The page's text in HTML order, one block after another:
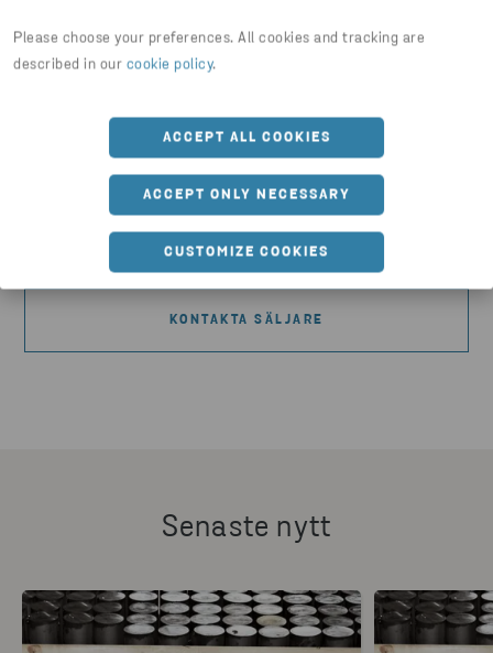
Please choose your preferences. All cookies and tracking are
described in our cookie policy.
ACCEPT ALL COOKIES
ACCEPT ONLY NECESSARY
CUSTOMIZE COOKIES
Prata med en lokal säljare
Har du frågor kring materialval,
leveranstider eller teknisk rådgivning?
hela landet. På så sätt kan vi erbjuda personlig
KONTAKTA SÄLJARE
Senaste nytt